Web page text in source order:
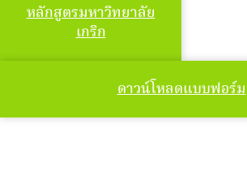
หลักสูตรมหาวิทยาลัย
เกริก
ดาวน์โหลดแบบฟอร์ม